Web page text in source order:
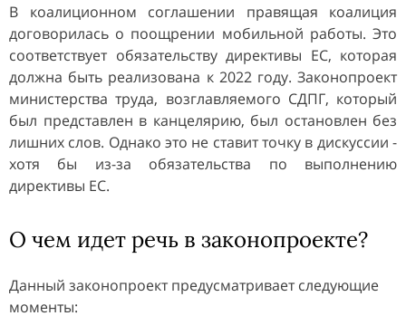
В коалиционном соглашении правящая коалиция
договорилась о поощрении мобильной работы. Это
соответствует обязательству директивы ЕС, которая
должна быть реализована к 2022 году. Законопроект
министерства труда, возглавляемого СДПГ, который
был представлен в канцелярию, был остановлен без
лишних слов. Однако это не ставит точку в дискуссии -
хотя бы из-за обязательства по выполнению
директивы ЕС.
О чем идет речь в законопроекте?
Данный законопроект предусматривает следующие
моменты: